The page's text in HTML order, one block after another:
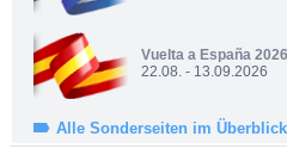
Vuelta a España 2026
22.08. - 13.09.2026
Alle Sonderseiten im Überblick